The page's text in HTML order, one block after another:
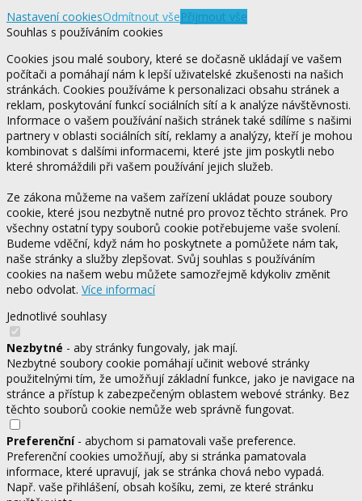
Nastavení cookiesOdmítnout všePřijmout vše
Souhlas s používáním cookies
Cookies jsou malé soubory, které se dočasně ukládají ve vašem
počítači a pomáhají nám k lepší uživatelské zkušenosti na našich
stránkách. Cookies používáme k personalizaci obsahu stránek a
reklam, poskytování funkcí sociálních sítí a k analýze návštěvnosti.
Informace o vašem používání našich stránek také sdílíme s našimi
partnery v oblasti sociálních sítí, reklamy a analýzy, kteří je mohou
kombinovat s dalšími informacemi, které jste jim poskytli nebo
které shromáždili při vašem používání jejich služeb.
Ze zákona můžeme na vašem zařízení ukládat pouze soubory
cookie, které jsou nezbytně nutné pro provoz těchto stránek. Pro
všechny ostatní typy souborů cookie potřebujeme vaše svolení.
Budeme vděční, když nám ho poskytnete a pomůžete nám tak,
naše stránky a služby zlepšovat. Svůj souhlas s používáním
cookies na našem webu můžete samozřejmě kdykoliv změnit
nebo odvolat. Více informací
Jednotlivé souhlasy
Nezbytné - aby stránky fungovaly, jak mají.
Nezbytné soubory cookie pomáhají učinit webové stránky
použitelnými tím, že umožňují základní funkce, jako je navigace na
stránce a přístup k zabezpečeným oblastem webové stránky. Bez
těchto souborů cookie nemůže web správně fungovat.
Preferenční- abychom si pamatovali vaše preference.
Preferenční cookies umožňují, aby si stránka pamatovala
informace, které upravují, jak se stránka chová nebo vypadá.
Např. vaše přihlášení, obsah košíku, zemi, ze které stránku